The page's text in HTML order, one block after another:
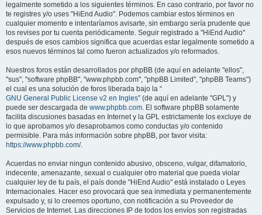
legalmente sometido a los siguientes términos. En caso contrario, por favor no
te registres y/o uses "HiEnd Audio". Podemos cambiar estos términos en
cualquier momento e intentaríamos avisarte, sin embargo sería prudente que
los revises por tu cuenta periódicamente. Seguir registrado a "HiEnd Audio"
después de esos cambios significa que acuerdas estar legalmente sometido a
esos nuevos términos tal como fueron actualizados y/o reformados.
Nuestros foros están desarrollados por phpBB (de aquí en adelante "ellos",
"sus", "software phpBB", "www.phpbb.com", "phpBB Limited", "phpBB Teams")
el cual es una solución de foros liberada bajo la “
GNU General Public License v2 en Ingles” (de aquí en adelante "GPL") y
puede ser descargada de www.phpbb.com. El software phpBB solamente
facilita discusiones basadas en Internet y la GPL estrictamente los excluye de
lo que aprobamos y/o desaprobamos como conductas y/o contenido
permisible. Para más información sobre phpBB, por favor visita:
https://www.phpbb.com/.
Acuerdas no enviar ningun contenido abusivo, obsceno, vulgar, difamatorio,
indecente, amenazante, sexual o cualquier otro material que pueda violar
cualquier ley de tu país, el país donde "HiEnd Audio" está instalado o Leyes
Internacionales. Hacer eso provocará que sea inmediata y permanentemente
expulsado y, si lo creemos oportuno, con notificación a su Proveedor de
Servicios de Internet. Las direcciones IP de todos los envíos son registradas